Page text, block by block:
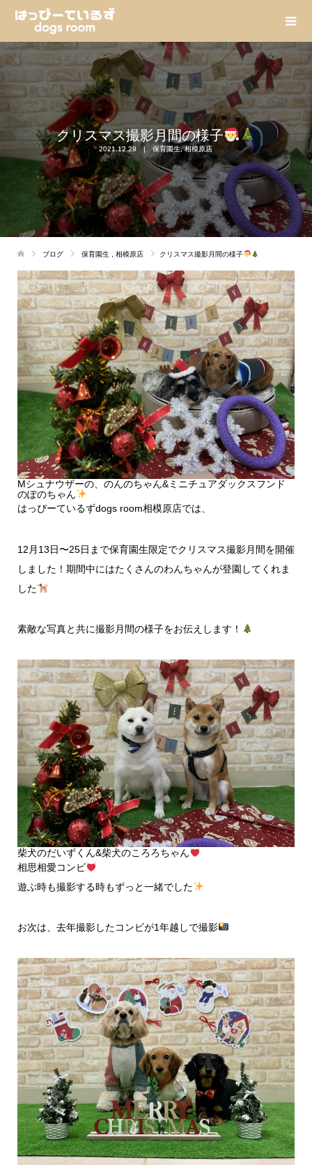
クリスマス撮影月間の様子
2021.12.29 保育園生,相模原店
ブログ 保育園生 相模原店 クリスマス撮影月間の様子
Mシュナウザーの、のんのちゃん&ミニチュアダックスフンド
のぽのちゃん
はっぴーているずdogs room相模原店では、
12月13日〜25日まで保育園生限定でクリスマス撮影月間を開催
しました！期間中にはたくさんのわんちゃんが登園してくれま
した
素敵な写真と共に撮影月間の様子をお伝えします！
柴犬のだいずくん&柴犬のころろちゃん
相思相愛コンビ
遊ぶ時も撮影する時もずっと一緒でした
お次は、去年撮影したコンビが1年越しで撮影